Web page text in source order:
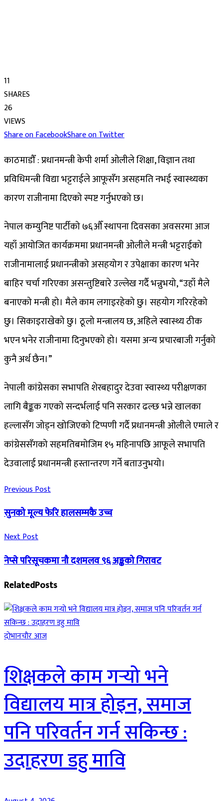
11
SHARES
26
VIEWS
Share on FacebookShare on Twitter
काठमाडौँ : प्रधानमन्त्री केपी शर्मा ओलीले शिक्षा, विज्ञान तथा
प्रविधिमन्त्री विद्या भट्टराईले आफूसँग असहमति नभई स्वास्थ्यका
कारण राजीनामा दिएको स्पष्ट गर्नुभएको छ।
नेपाल कम्युनिष्ट पार्टीको ७६औँ स्थापना दिवसका अवसरमा आज
यहाँ आयोजित कार्यक्रममा प्रधानमन्त्री ओलीले मन्त्री भट्टराईको
राजीनामालाई प्रधानन्त्रीको असहयोग र उपेक्षाका कारण भनेर
बाहिर चर्चा गरिएका असन्तुष्टिबारे उल्लेख गर्दै भन्नुभयो, “उहाँ मैले
बनाएको मन्त्री हो। मैले काम लगाइरहेको छु। सहयोग गरिरहेको
छु। सिकाइराखेको छु। ठूलो मन्त्रालय छ, अहिले स्वास्थ्य ठीक
भएन भनेर राजीनामा दिनुभएको हो। यसमा अन्य प्रचारबाजी गर्नुको
कुनै अर्थ छैन।”
नेपाली कांग्रेसका सभापति शेरबहादुर देउवा स्वास्थ्य परीक्षणका
लागि बैङ्कक गएको सन्दर्भलाई पनि सरकार ढल्छ भन्ने खालका
हल्लासँग जोड्न खोजिएको टिप्पणी गर्दै प्रधानमन्त्री ओलीले एमाले र
कांग्रेससँगको सहमतिबमोजिम १५ महिनापछि आफूले सभापति
देउवालाई प्रधानमन्त्री हस्तान्तरण गर्ने बताउनुभयो।
Previous Post
सुनको मूल्य फेरि हालसम्मकै उच्च
Next Post
नेप्से परिसूचकमा नौ दशमलव ९६ अङ्कको गिरावट
RelatedPosts
दाेभानचाैर आज
शिक्षकले काम गर्‍यो भने
विद्यालय मात्र होइन, समाज
पनि परिवर्तन गर्न सकिन्छ :
उदाहरण डहु मावि